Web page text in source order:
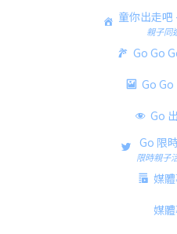
童你出走吧
親子同
Go Go
Go Go
Go
Go 限
限時親子
媒
媒